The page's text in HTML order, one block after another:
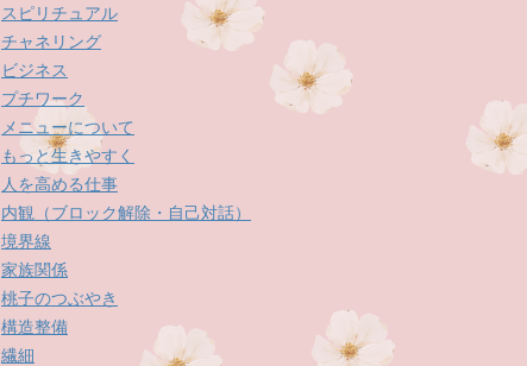
スピリチュアル
チャネリング
ビジネス
プチワーク
メニューについて
もっと生きやすく
人を高める仕事
内観（ブロック解除・自己対話）
境界線
家族関係
桃子のつぶやき
構造整備
繊細